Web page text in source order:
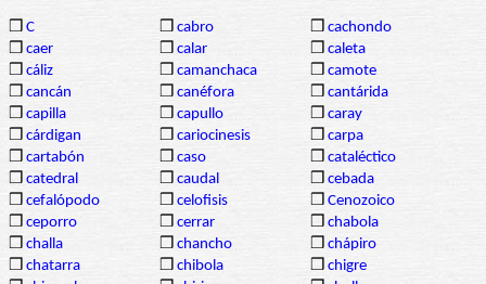
❒ C ❒ cabro ❒ cachondo
❒ caer ❒ calar ❒ caleta
❒ cáliz ❒ camanchaca ❒ camote
❒ cancán ❒ canéfora ❒ cantárida
❒ capilla ❒ capullo ❒ caray
❒ cárdigan ❒ cariocinesis ❒ carpa
❒ cartabón ❒ caso ❒ cataléctico
❒ catedral ❒ caudal ❒ cebada
❒ cefalópodo ❒ celofisis ❒ Cenozoico
❒ ceporro ❒ cerrar ❒ chabola
❒ challa ❒ chancho ❒ chápiro
❒ chatarra ❒ chibola ❒ chigre